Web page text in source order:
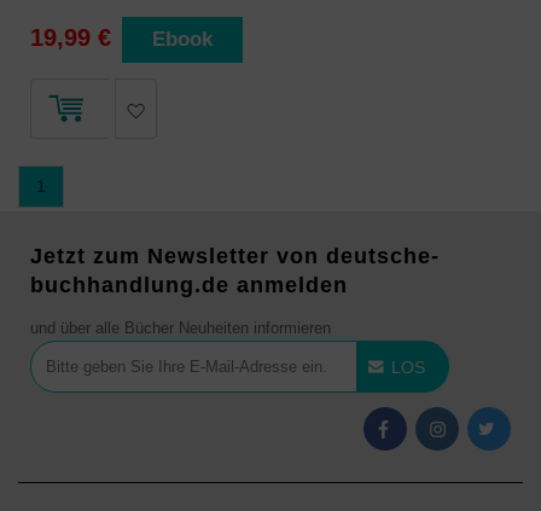
19,99 € Ebook
1
Jetzt zum Newsletter von deutsche-
buchhandlung.de anmelden
und über alle Bücher Neuheiten informieren
LOS